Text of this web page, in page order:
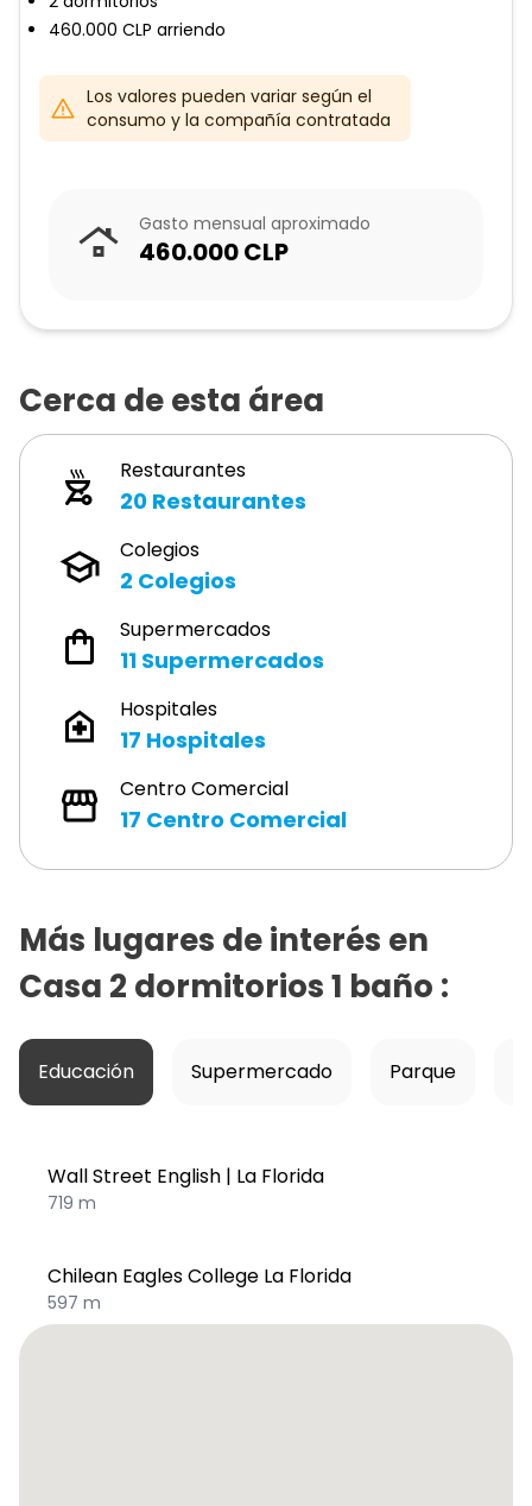
460.000 CLP arriendo
Los valores pueden variar según el
consumo y la compañía contratada
Gasto mensual aproximado
460.000CLP
Cerca de esta área
Restaurantes
20 Restaurantes
Colegios
2 Colegios
Supermercados
11 Supermercados
Hospitales
17 Hospitales
Centro Comercial
17 Centro Comercial
Más lugares de interés en
Casa 2 dormitorios 1 baño :
Educación Supermercado Parque
Wall Street English | La Florida
719 m
Chilean Eagles College La Florida
597 m